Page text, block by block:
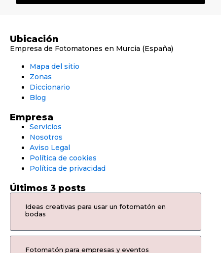
Ubicación
Empresa de Fotomatones en Murcia (España)
Mapa del sitio
Zonas
Diccionario
Blog
Empresa
Servicios
Nosotros
Aviso Legal
Política de cookies
Política de privacidad
Últimos 3 posts
Ideas creativas para usar un fotomatón en
bodas
Fotomatón para empresas y eventos